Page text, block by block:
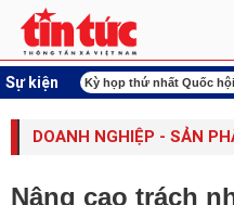
Sự kiện
Cup 2026 Kỳ họp thứ nhất Quốc
DOANH NGHIỆP - SẢN
Nâng cao trách